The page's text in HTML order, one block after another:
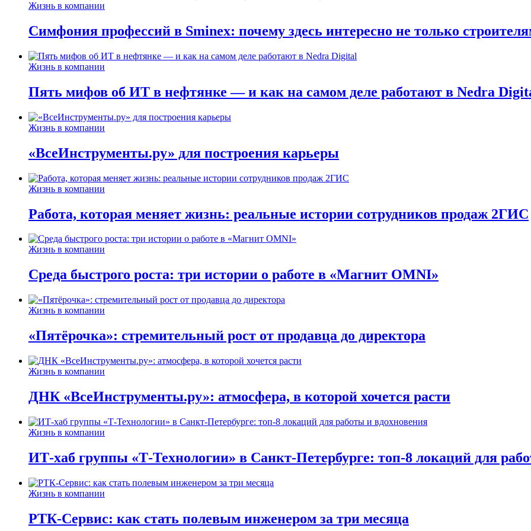
Жизнь в компании
Симфония профессий в Sminex: почему здесь интересно не только
Жизнь в компании
Пять мифов об ИТ в нефтянке — и как на самом деле работают в Nedra
Жизнь в компании
«ВсеИнструменты.ру» для построения карьеры
Жизнь в компании
Работа, которая меняет жизнь: реальные истории сотрудников продаж 2ГИС
Жизнь в компании
Среда быстрого роста: три истории о работе в «Магнит OMNI»
Жизнь в компании
«Пятёрочка»: стремительный рост от продавца до директора
Жизнь в компании
ДНК «ВсеИнструменты.ру»: атмосфера, в которой хочется расти
Жизнь в компании
ИТ-хаб группы «Т-Технологии» в Санкт-Петербурге: топ-8 локаций для
Жизнь в компании
РТК-Сервис: как стать полевым инженером за три месяца